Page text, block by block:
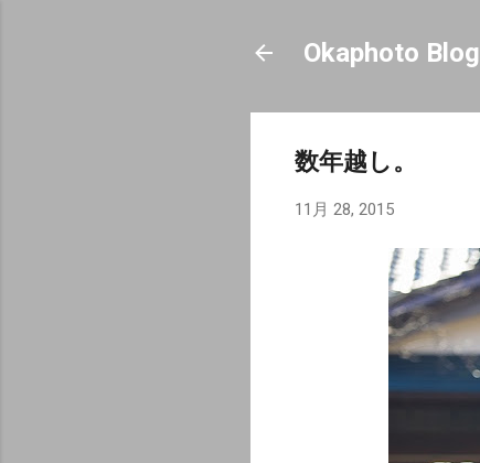
Okaphoto Blog
数年越し。
11月 28, 2015